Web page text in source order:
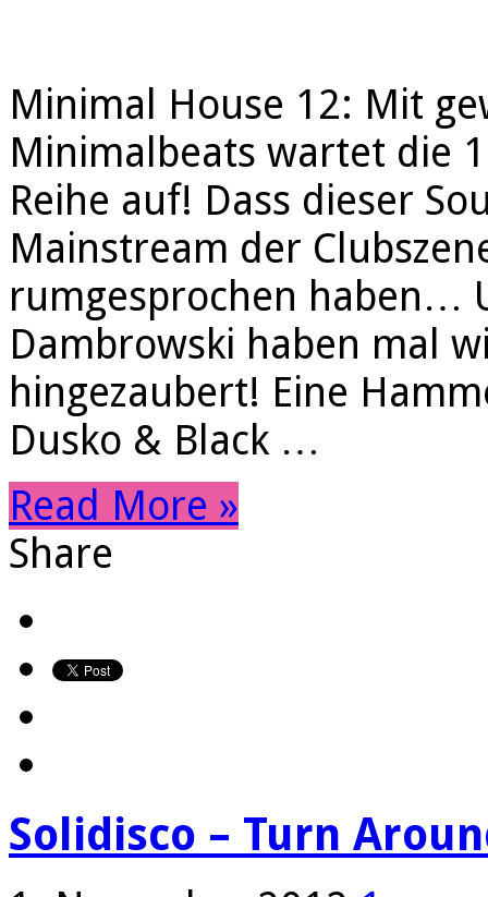
Minimal House 12: Mit
Minimalbeats wartet die
Reihe auf! Dass dieser
Mainstream der
rumgesprochen haben…
Dambrowski haben mal
hingezaubert! Eine
Dusko & Black …
Read More »
Share
Solidisco – Turn